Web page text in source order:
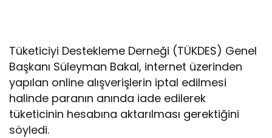
Tüketiciyi Destekleme Derneği (TÜKDES) Genel
Başkanı Süleyman Bakal, internet üzerinden
yapılan online alışverişlerin iptal edilmesi
halinde paranın anında iade edilerek
tüketicinin hesabına aktarılması gerektiğini
söyledi.